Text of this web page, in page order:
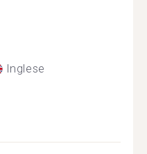
Inglese